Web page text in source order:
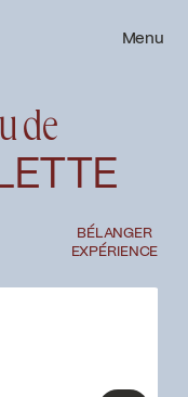
Menu
Menu
de
BÉLANGER
EXPÉRIENCE